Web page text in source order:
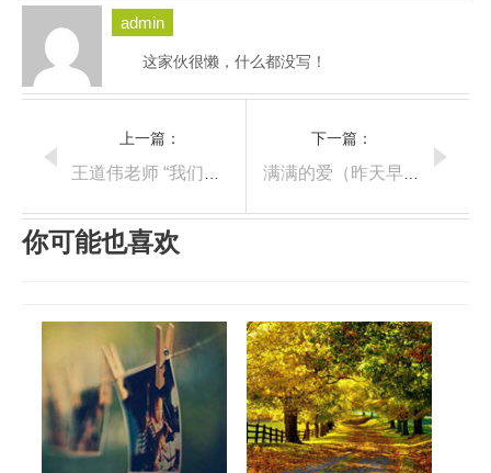
admin
这家伙很懒，什么都没写！
上一篇：
下一篇：
你可能也喜欢